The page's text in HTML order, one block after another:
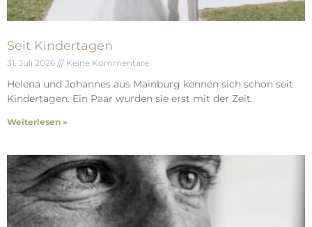
Seit Kindertagen
31. Juli 2026 Keine Kommentare
Helena und Johannes aus Mainburg kennen sich schon seit
Kindertagen. Ein Paar wurden sie erst mit der Zeit.
Weiterlesen »